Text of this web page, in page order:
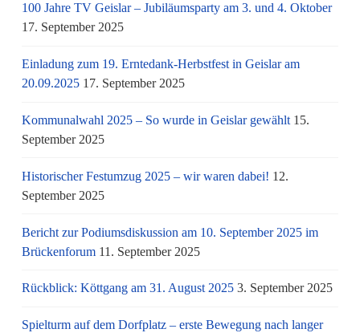
100 Jahre TV Geislar – Jubiläumsparty am 3. und 4. Oktober
17. September 2025
Einladung zum 19. Erntedank-Herbstfest in Geislar am
20.09.2025 17. September 2025
Kommunalwahl 2025 – So wurde in Geislar gewählt 15.
September 2025
Historischer Festumzug 2025 – wir waren dabei! 12.
September 2025
Bericht zur Podiumsdiskussion am 10. September 2025 im
Brückenforum 11. September 2025
Rückblick: Köttgang am 31. August 2025 3. September 2025
Spielturm auf dem Dorfplatz – erste Bewegung nach langer